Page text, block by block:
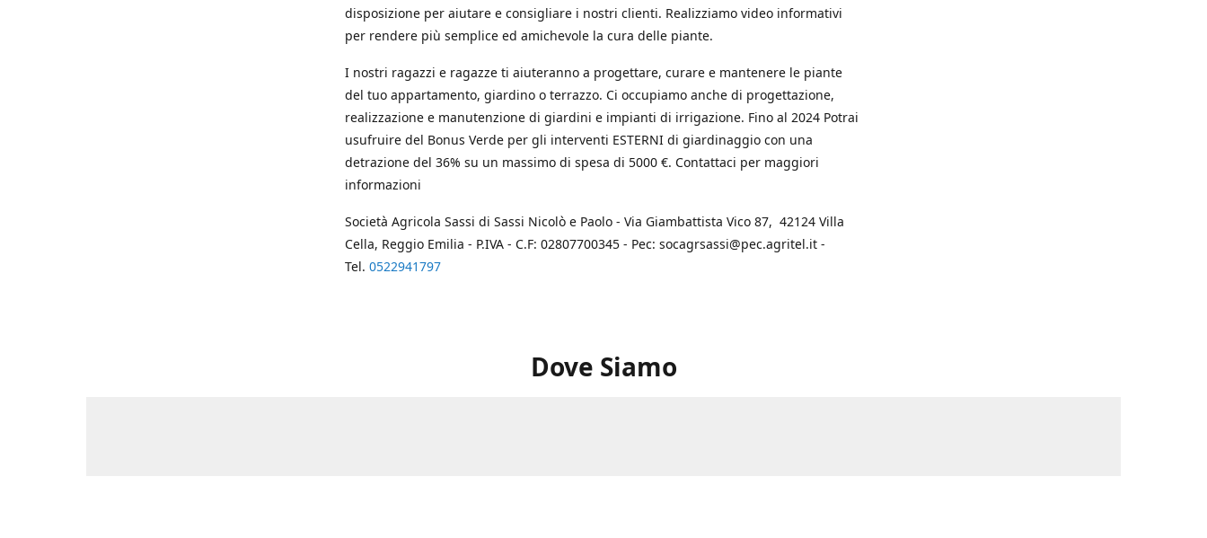
disposizione per aiutare e consigliare i nostri clienti. Realizziamo video informativi
per rendere più semplice ed amichevole la cura delle piante.
I nostri ragazzi e ragazze ti aiuteranno a progettare, curare e mantenere le piante
del tuo appartamento, giardino o terrazzo. Ci occupiamo anche di progettazione,
realizzazione e manutenzione di giardini e impianti di irrigazione. Fino al 2024 Potrai
usufruire del Bonus Verde per gli interventi ESTERNI di giardinaggio con una
detrazione del 36% su un massimo di spesa di 5000 €. Contattaci per maggiori
informazioni
Società Agricola Sassi di Sassi Nicolò e Paolo - Via Giambattista Vico 87, 42124 Villa
Cella, Reggio Emilia - P.IVA - C.F: 02807700345 - Pec: socagrsassi@pec.agritel.it -
Tel. 0522941797
Dove Siamo